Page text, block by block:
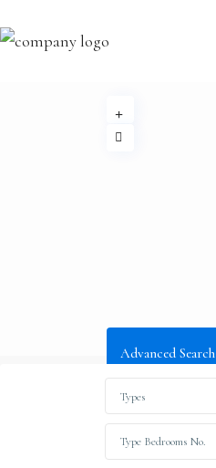
Advanced Search
Types